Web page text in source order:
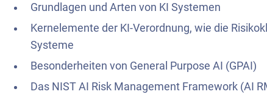
Grundlagen und Arten von KI Systemen
Kernelemente der KI-Verordnung, wie die
Systeme
Besonderheiten von General Purpose AI (GPAI)
Das NIST AI Risk Management Framework (AI